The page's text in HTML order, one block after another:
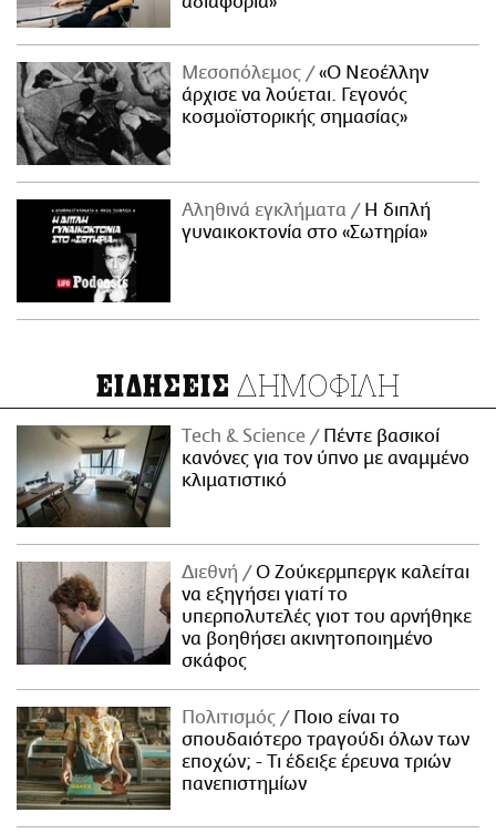
Μεσοπόλεμος
«Ο Νεοέλλην
άρχισε να λούεται. Γεγονός
κοσμοϊστορικής σημασίας»
Αληθινά εγκλήματα
Η διπλή
γυναικοκτονία στο «Σωτηρία»
ΕΙΔΗΣΕΙΣ ΔΗΜΟΦΙΛΗ
Τech & Science
Πέντε βασικοί
κανόνες για τον ύπνο με αναμμένο
κλιματιστικό
Διεθνή
Ο Ζούκερμπεργκ καλείται
να εξηγήσει γιατί το
υπερπολυτελές γιοτ του αρνήθηκε
να βοηθήσει ακινητοποιημένο
σκάφος
Πολιτισμός
Ποιο είναι το
σπουδαιότερο τραγούδι όλων των
εποχών; - Τι έδειξε έρευνα τριών
πανεπιστημίων